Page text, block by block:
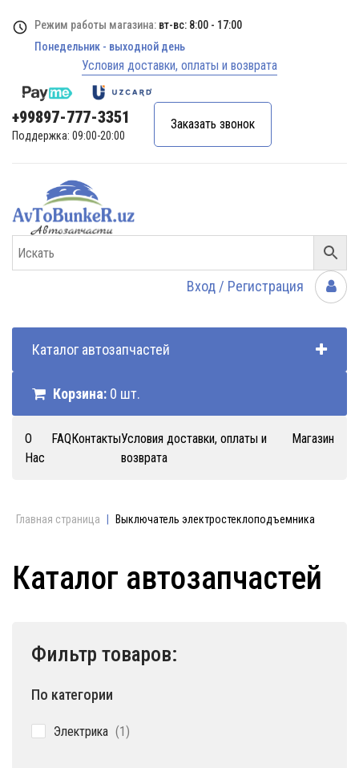
Режим работы магазина: вт-вс: 8:00 - 17:00
Понедельник - выходной день
Условия доставки, оплаты и возврата
+99897-777-3351
Поддержка: 09:00-20:00
Заказать звонок
Вход / Регистрация
Каталог автозапчастей
Корзина: 0 шт.
О
Нас
FAQКонтактыУсловия доставки, оплаты и
возврата
Магазин
Главная страница Выключатель электростеклоподъемника
Каталог автозапчастей
Фильтр товаров:
По категории
Электрика 11